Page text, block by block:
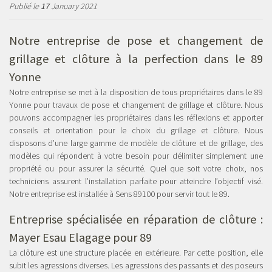
Publié le17January 2021
Notre entreprise de pose et changement de
grillage et clôture à la perfection dans le 89
Yonne
Notre entreprise se met à la disposition de tous propriétaires dans le 89
Yonne pour travaux de pose et changement de grillage et clôture. Nous
pouvons accompagner les propriétaires dans les réflexions et apporter
conseils et orientation pour le choix du grillage et clôture. Nous
disposons d’une large gamme de modèle de clôture et de grillage, des
modèles qui répondent à votre besoin pour délimiter simplement une
propriété ou pour assurer la sécurité. Quel que soit votre choix, nos
techniciens assurent l’installation parfaite pour atteindre l’objectif visé.
Notre entreprise est installée à Sens 89100 pour servir tout le 89.
Entreprise spécialisée en réparation de clôture :
Mayer Esau Elagage pour 89
La clôture est une structure placée en extérieure. Par cette position, elle
subit les agressions diverses. Les agressions des passants et des poseurs